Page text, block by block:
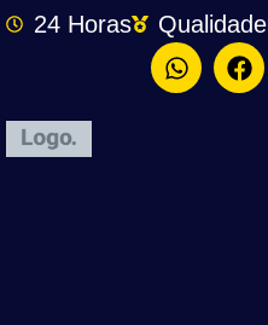
24 Horas Qualidade